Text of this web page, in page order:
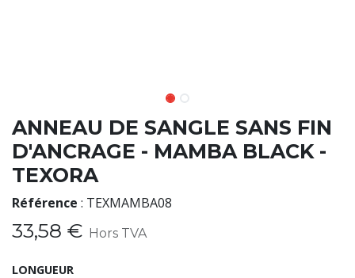
ANNEAU DE SANGLE SANS FIN
D'ANCRAGE - MAMBA BLACK -
TEXORA
Référence : TEXMAMBA08
33,58 € Hors TVA
LONGUEUR